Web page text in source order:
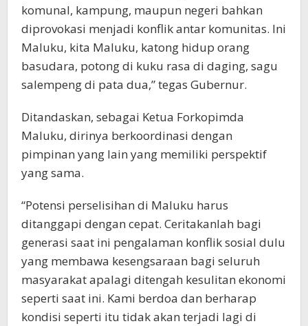
komunal, kampung, maupun negeri bahkan
diprovokasi menjadi konflik antar komunitas. Ini
Maluku, kita Maluku, katong hidup orang
basudara, potong di kuku rasa di daging, sagu
salempeng di pata dua,” tegas Gubernur.
Ditandaskan, sebagai Ketua Forkopimda
Maluku, dirinya berkoordinasi dengan
pimpinan yang lain yang memiliki perspektif
yang sama.
“Potensi perselisihan di Maluku harus
ditanggapi dengan cepat. Ceritakanlah bagi
generasi saat ini pengalaman konflik sosial dulu
yang membawa kesengsaraan bagi seluruh
masyarakat apalagi ditengah kesulitan ekonomi
seperti saat ini. Kami berdoa dan berharap
kondisi seperti itu tidak akan terjadi lagi di